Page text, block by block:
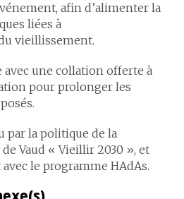
afin d’alimenter la
liées à
vieillissement.
avec une collation offerte à
pour prolonger les
par la politique de la
Vaud « Vieillir 2030 », et
le programme HAdAs.